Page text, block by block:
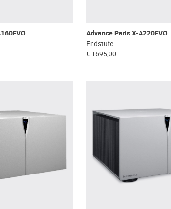
Advance Paris X-A220EVO
Endstufe
€ 1695,00